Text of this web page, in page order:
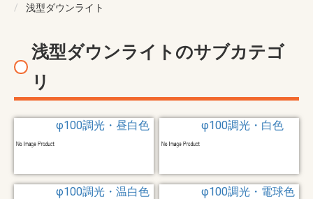
浅型ダウンライト
浅型ダウンライトのサブカテゴ
リ
φ100調光・昼白色 φ100調光・白色
φ100調光・温白色
φ100調光・電球色